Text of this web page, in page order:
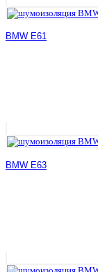
BMW E61
BMW E63